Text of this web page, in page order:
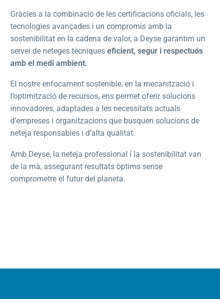
Gràcies a la combinació de les certificacions oficials, les
tecnologies avançades i un compromís amb la
sostenibilitat en la cadena de valor, a Deyse garantim un
servei de neteges tècniques eficient, segur i respectuós
amb el medi ambient.
El nostre enfocament sostenible, en la mecanització i
l’optimització de recursos, ens permet oferir solucions
innovadores, adaptades a les necessitats actuals
d’empreses i organitzacions que busquen solucions de
neteja responsables i d’alta qualitat.
Amb Deyse, la neteja professional i la sostenibilitat van
de la mà, assegurant resultats òptims sense
comprometre el futur del planeta.